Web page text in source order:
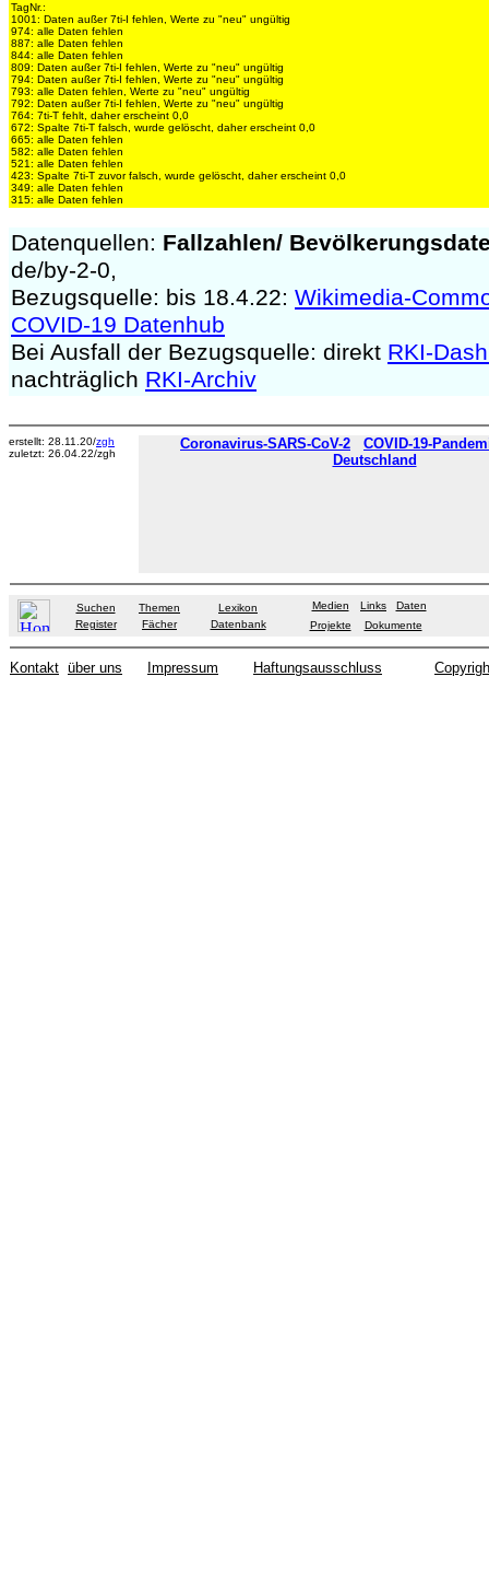
TagNr.:
1001: Daten außer 7ti-I fehlen, Werte zu "neu" ungültig
974: alle Daten fehlen
887: alle Daten fehlen
844: alle Daten fehlen
809: Daten außer 7ti-I fehlen, Werte zu "neu" ungültig
794: Daten außer 7ti-I fehlen, Werte zu "neu" ungültig
793: alle Daten fehlen, Werte zu "neu" ungültig
792: Daten außer 7ti-I fehlen, Werte zu "neu" ungültig
764: 7ti-T fehlt, daher erscheint 0,0
672: Spalte 7ti-T falsch, wurde gelöscht, daher erscheint 0,0
665: alle Daten fehlen
582: alle Daten fehlen
521: alle Daten fehlen
423: Spalte 7ti-T zuvor falsch, wurde gelöscht, daher erscheint 0,0
349: alle Daten fehlen
315: alle Daten fehlen
Datenquellen: Fallzahlen/
de/by-2-0,
Bezugsquelle: bis 18.4.22: Wikimedia-
COVID-19 Datenhub
Bei Ausfall der Bezugsquelle: direkt RKI-
nachträglich RKI-Archiv
erstellt: 28.11.20/zgh
zuletzt: 26.04.22/zgh
Coronavirus-SARS-CoV-2
COVID-19-
Deutschland
Suchen Themen
Lexikon
Register
Fächer Datenbank
Medien Links
Daten
Projekte
Dokumente
Kontakt über uns Impressum Haftungsausschluss